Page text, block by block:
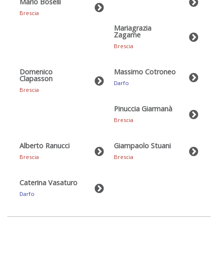
Brescia
Mariagrazia
Zagame
Brescia
Domenico
Clapasson
Brescia
Massimo Cotroneo
Darfo
Pinuccia Giarmanà
Brescia
Alberto Ranucci
Brescia
Giampaolo Stuani
Brescia
Caterina Vasaturo
Darfo